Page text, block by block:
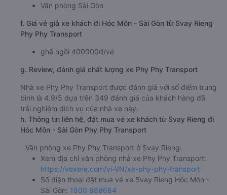
Văn phòng Sài Gòn
f. Giá vé giá xe khách đi Hóc Môn - Sài Gòn từ Svay Rieng
Phy Phy Transport
ghế ngồi 400000đ/vé
g. Review, đánh giá chất lượng xe Phy Phy Transport
Nhà xe Phy Phy Transport được đánh giá với số điểm trung
bình là 4.9/5 dựa trên 349 đánh giá của khách hàng đã
trải nghiệm dịch vụ của nhà xe này.
h. Thông tin liên hệ, đặt mua vé xe khách từ Svay Rieng đi
Hóc Môn - Sài Gòn Phy Phy Transport
Văn phòng xe Phy Phy Transport ở Svay Rieng:
Xem địa chỉ văn phòng nhà xe Phy Phy Transport:
https://vexere.com/vi-VN/xe-phy-phy-transport
Số điện thoại đặt mua vé xe Svay Rieng Hóc Môn -
Sài Gòn: 1900 888684